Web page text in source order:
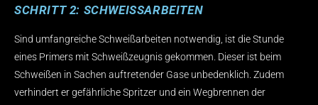
SCHRITT 2: SCHWEISSARBEITEN
Sind umfangreiche Schweißarbeiten notwendig, ist die Stunde
eines Primers mit Schweißzeugnis gekommen. Dieser ist beim
Schweißen in Sachen auftretender Gase unbedenklich. Zudem
verhindert er gefährliche Spritzer und ein Wegbrennen der